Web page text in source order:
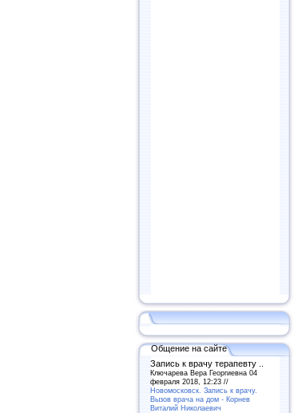
Общение на сайте
Запись к врачу терапевту ..
Ключарева Вера Георгиевна 04
февраля 2018, 12:23 //
Новомосковск. Запись к врачу.
Вызов врача на дом - Корнев
Виталий Николаевич